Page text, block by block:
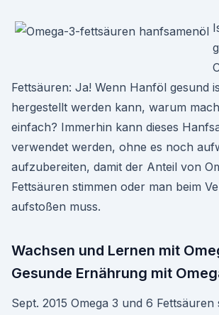
Fettsäuren: Ja! Wenn Hanföl gesund
hergestellt werden kann, warum
einfach? Immerhin kann dieses
verwendet werden, ohne es noch
aufzubereiten, damit der Anteil von
Fettsäuren stimmen oder man beim
aufstoßen muss.
Wachsen und Lernen mit
Gesunde Ernährung mit
Sept. 2015 Omega 3 und 6 Fettsäuren